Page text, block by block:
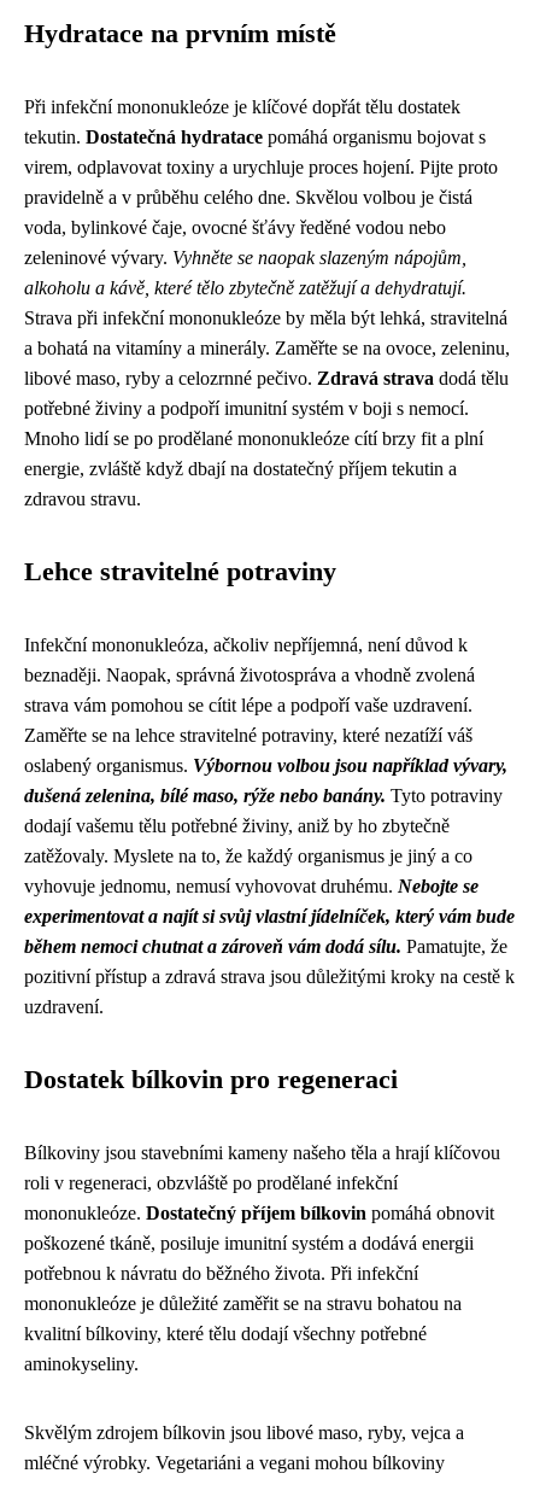
Hydratace na prvním místě
Při infekční mononukleóze je klíčové dopřát tělu dostatek
tekutin. Dostatečná hydratace pomáhá organismu bojovat s
virem, odplavovat toxiny a urychluje proces hojení. Pijte proto
pravidelně a v průběhu celého dne. Skvělou volbou je čistá
voda, bylinkové čaje, ovocné šťávy ředěné vodou nebo
zeleninové vývary. Vyhněte se naopak slazeným nápojům,
alkoholu a kávě, které tělo zbytečně zatěžují a dehydratují.
Strava při infekční mononukleóze by měla být lehká, stravitelná
a bohatá na vitamíny a minerály. Zaměřte se na ovoce, zeleninu,
libové maso, ryby a celozrnné pečivo. Zdravá strava dodá tělu
potřebné živiny a podpoří imunitní systém v boji s nemocí.
Mnoho lidí se po prodělané mononukleóze cítí brzy fit a plní
energie, zvláště když dbají na dostatečný příjem tekutin a
zdravou stravu.
Lehce stravitelné potraviny
Infekční mononukleóza, ačkoliv nepříjemná, není důvod k
beznaději. Naopak, správná životospráva a vhodně zvolená
strava vám pomohou se cítit lépe a podpoří vaše uzdravení.
Zaměřte se na lehce stravitelné potraviny, které nezatíží váš
oslabený organismus. Výbornou volbou jsou například vývary,
dušená zelenina, bílé maso, rýže nebo banány. Tyto potraviny
dodají vašemu tělu potřebné živiny, aniž by ho zbytečně
zatěžovaly. Myslete na to, že každý organismus je jiný a co
vyhovuje jednomu, nemusí vyhovovat druhému. Nebojte se
experimentovat a najít si svůj vlastní jídelníček, který vám bude
během nemoci chutnat a zároveň vám dodá sílu. Pamatujte, že
pozitivní přístup a zdravá strava jsou důležitými kroky na cestě k
uzdravení.
Dostatek bílkovin pro regeneraci
Bílkoviny jsou stavebními kameny našeho těla a hrají klíčovou
roli v regeneraci, obzvláště po prodělané infekční
mononukleóze. Dostatečný příjem bílkovin pomáhá obnovit
poškozené tkáně, posiluje imunitní systém a dodává energii
potřebnou k návratu do běžného života. Při infekční
mononukleóze je důležité zaměřit se na stravu bohatou na
kvalitní bílkoviny, které tělu dodají všechny potřebné
aminokyseliny.
Skvělým zdrojem bílkovin jsou libové maso, ryby, vejca a
mléčné výrobky. Vegetariáni a vegani mohou bílkoviny